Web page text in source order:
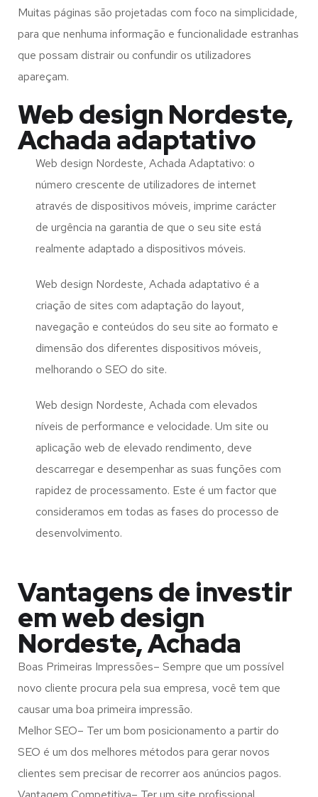
Muitas páginas são projetadas com foco na simplicidade,
para que nenhuma informação e funcionalidade estranhas
que possam distrair ou confundir os utilizadores
apareçam.
Web design Nordeste,
Achada adaptativo
Web design Nordeste, Achada Adaptativo: o
número crescente de utilizadores de internet
através de dispositivos móveis, imprime carácter
de urgência na garantia de que o seu site está
realmente adaptado a dispositivos móveis.
Web design Nordeste, Achada adaptativo é a
criação de sites com adaptação do layout,
navegação e conteúdos do seu site ao formato e
dimensão dos diferentes dispositivos móveis,
melhorando o SEO do site.
Web design Nordeste, Achada com elevados
níveis de performance e velocidade. Um site ou
aplicação web de elevado rendimento, deve
descarregar e desempenhar as suas funções com
rapidez de processamento. Este é um factor que
consideramos em todas as fases do processo de
desenvolvimento.
Vantagens de investir
em web design
Nordeste, Achada
Boas Primeiras Impressões– Sempre que um possível
novo cliente procura pela sua empresa, você tem que
causar uma boa primeira impressão.
Melhor SEO– Ter um bom posicionamento a partir do
SEO é um dos melhores métodos para gerar novos
clientes sem precisar de recorrer aos anúncios pagos.